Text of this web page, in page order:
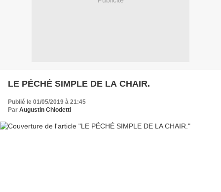
LE PÉCHÉ SIMPLE DE LA CHAIR.
Publié le 01/05/2019 à 21:45
Par Augustin Chiodetti